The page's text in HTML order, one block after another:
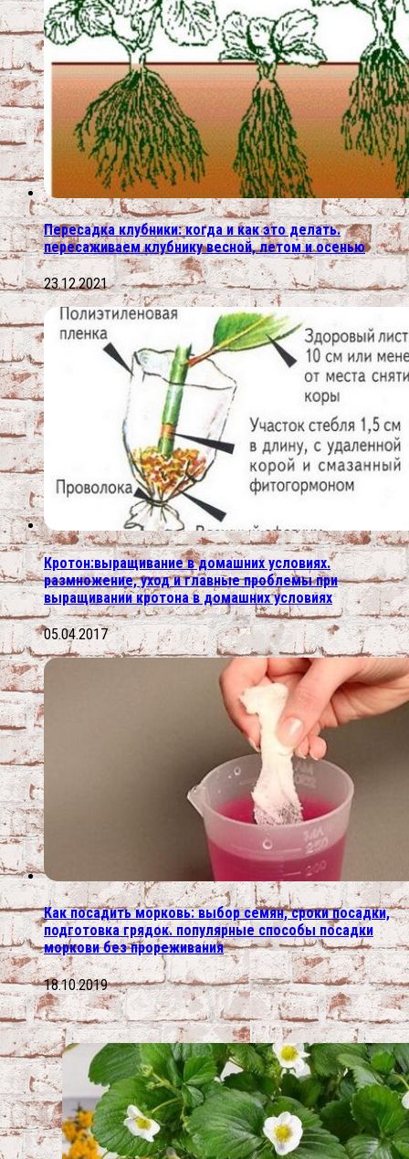
Пересадка клубники: когда и как это делать.
пересаживаем клубнику весной, летом и осенью
23.12.2021
Кротон:выращивание в домашних условиях.
размножение, уход и главные проблемы при
выращивании кротона в домашних условиях
05.04.2017
Как посадить морковь: выбор семян, сроки посадки,
подготовка грядок. популярные способы посадки
моркови без прореживания
18.10.2019